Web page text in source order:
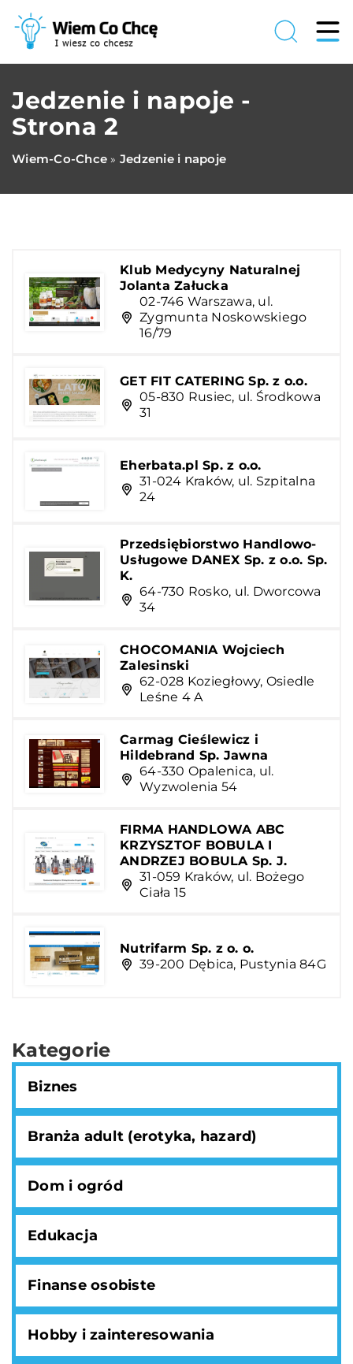
Jedzenie i napoje -
Strona 2
Wiem-Co-Chce » Jedzenie i napoje
Klub Medycyny Naturalnej
Jolanta Załucka
02-746 Warszawa, ul.
Zygmunta Noskowskiego
16/79
GET FIT CATERING Sp. z o.o.
05-830 Rusiec, ul. Środkowa
31
Eherbata.pl Sp. z o.o.
31-024 Kraków, ul. Szpitalna
24
Przedsiębiorstwo Handlowo-
Usługowe DANEX Sp. z o.o. Sp.
K.
64-730 Rosko, ul. Dworcowa
34
CHOCOMANIA Wojciech
Zalesinski
62-028 Koziegłowy, Osiedle
Leśne 4 A
Carmag Cieślewicz i
Hildebrand Sp. Jawna
64-330 Opalenica, ul.
Wyzwolenia 54
FIRMA HANDLOWA ABC
KRZYSZTOF BOBULA I
ANDRZEJ BOBULA Sp. J.
31-059 Kraków, ul. Bożego
Ciała 15
Nutrifarm Sp. z o. o.
39-200 Dębica, Pustynia 84G
Kategorie
Biznes
Branża adult (erotyka, hazard)
Dom i ogród
Edukacja
Finanse osobiste
Hobby i zainteresowania